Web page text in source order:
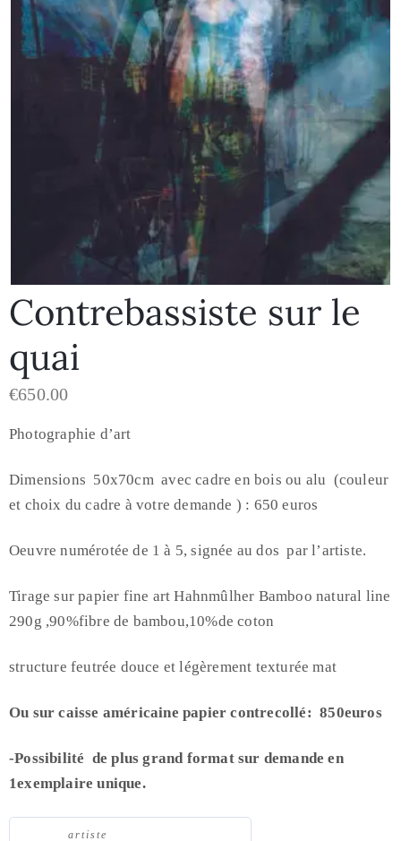
Contrebassiste sur le
quai
€650.00
Photographie d’art
Dimensions 50x70cm avec cadre en bois ou alu (couleur
et choix du cadre à votre demande ) : 650 euros
Oeuvre numérotée de 1 à 5, signée au dos par l’artiste.
Tirage sur papier fine art Hahnmûlher Bamboo natural line
290g ,90%fibre de bambou,10%de coton
structure feutrée douce et légèrement texturée mat
Ou sur caisse américaine papier contrecollé: 850euros
-Possibilité de plus grand format sur demande en
1exemplaire unique.
artiste